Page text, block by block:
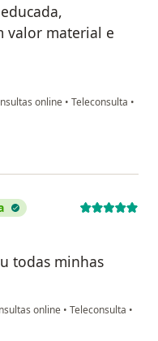
valor material e
online • Teleconsulta •
todas minhas
online • Teleconsulta •